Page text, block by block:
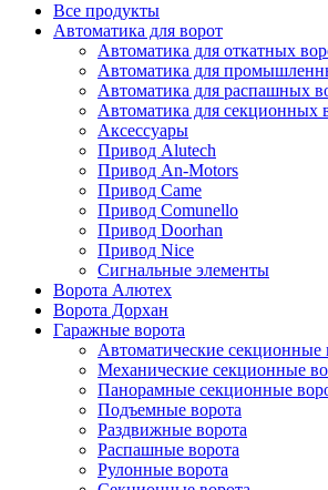
Все продукты
Автоматика для ворот
Автоматика для откатных
Автоматика для
Автоматика для распашных
Автоматика для секционных
Аксессуары
Привод Alutech
Привод An-Motors
Привод Came
Привод Comunello
Привод Doorhan
Привод Nice
Сигнальные элементы
Ворота Алютех
Ворота Дорхан
Гаражные ворота
Автоматические секционные
Механические секционные
Панорамные секционные
Подъемные ворота
Раздвижные ворота
Распашные ворота
Рулонные ворота